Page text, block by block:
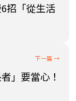
招「從生活
」要當心！